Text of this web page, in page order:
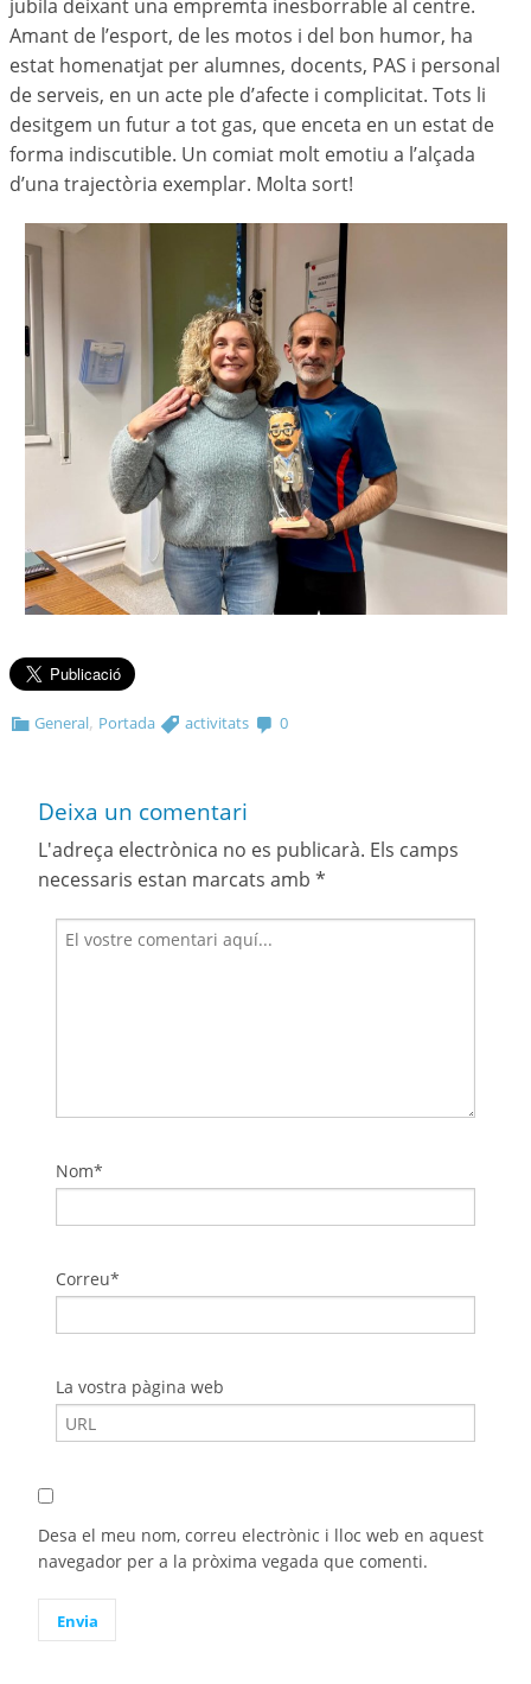
jubila deixant una empremta inesborrable al centre.
Amant de l’esport, de les motos i del bon humor, ha
estat homenatjat per alumnes, docents, PAS i personal
de serveis, en un acte ple d’afecte i complicitat. Tots li
desitgem un futur a tot gas, que enceta en un estat de
forma indiscutible. Un comiat molt emotiu a l’alçada
d’una trajectòria exemplar. Molta sort!
General, Portada activitats 0
Deixa un comentari
L'adreça electrònica no es publicarà. Els camps
necessaris estan marcats amb *
Nom*
Correu*
La vostra pàgina web
Desa el meu nom, correu electrònic i lloc web en aquest
navegador per a la pròxima vegada que comenti.